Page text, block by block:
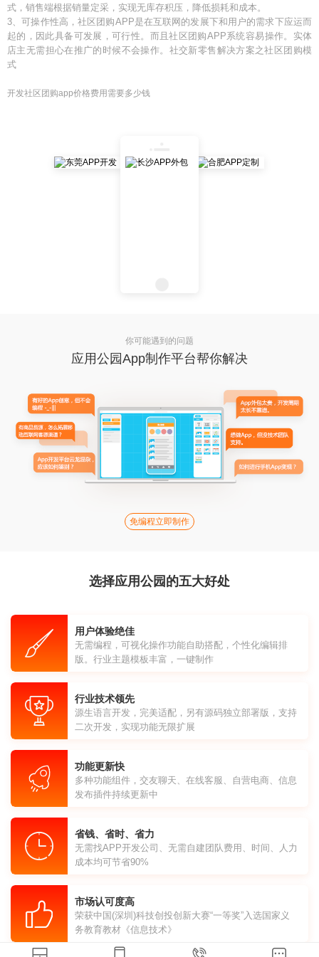
式，销售端根据销量定采，实现无库存积压，降低损耗和成本。
3、可操作性高，社区团购APP是在互联网的发展下和用户的需求下应运而
起的，因此具备可发展，可行性。而且社区团购APP系统容易操作。实体
店主无需担心在推广的时候不会操作。社交新零售解决方案之社区团购模
式
开发社区团购app价格费用需要多少钱
你可能遇到的问题
应用公园App制作平台帮你解决
免编程立即制作
选择应用公园的五大好处
用户体验绝佳
无需编程，可视化操作功能自助搭配，个性化编辑排
版。行业主题模板丰富，一键制作
行业技术领先
源生语言开发，完美适配，另有源码独立部署版，支持
二次开发，实现功能无限扩展
功能更新快
多种功能组件，交友聊天、在线客服、自营电商、信息
发布插件持续更新中
省钱、省时、省力
无需找APP开发公司、无需自建团队费用、时间、人力
成本均可节省90%
市场认可度高
荣获中国(深圳)科技创投创新大赛“一等奖”入选国家义
务教育教材《信息技术》